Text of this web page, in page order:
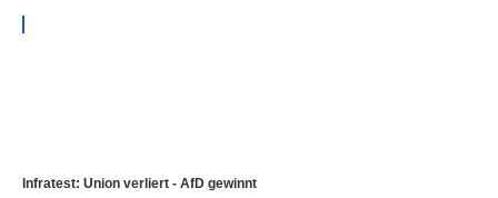
Infratest: Union verliert - AfD gewinnt